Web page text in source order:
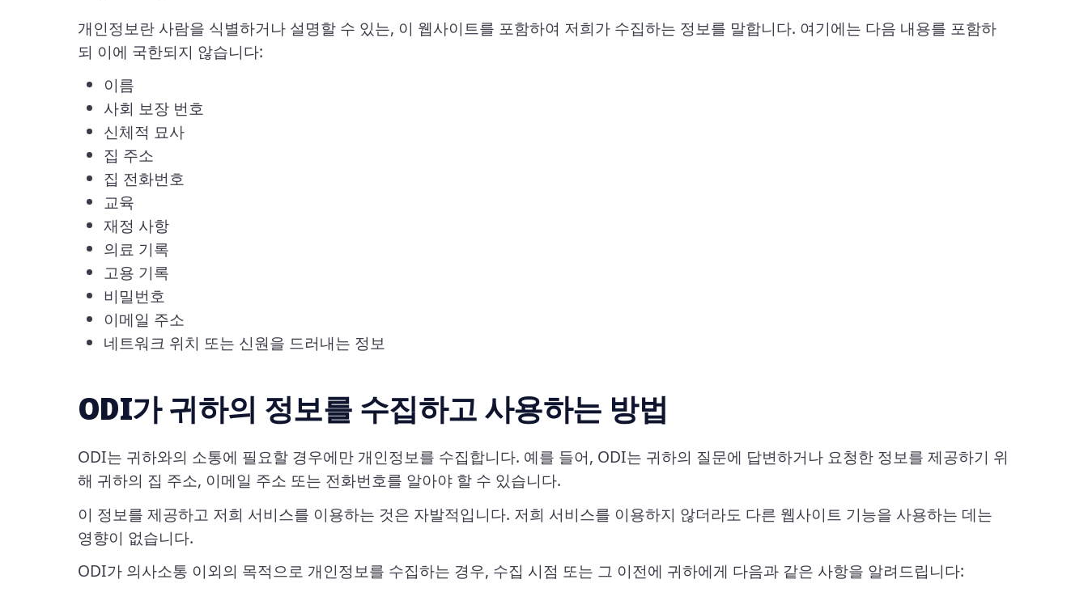
개인정보란 사람을 식별하거나 설명할 수 있는, 이 웹사이트를 포함하여 저희가 수집하는 정보를 말합니다. 여기에는 다음 내용를 포함하
되 이에 국한되지 않습니다:
이름
사회 보장 번호
신체적 묘사
집 주소
집 전화번호
교육
재정 사항
의료 기록
고용 기록
비밀번호
이메일 주소
네트워크 위치 또는 신원을 드러내는 정보
ODI가 귀하의 정보를 수집하고 사용하는 방법
ODI는 귀하와의 소통에 필요할 경우에만 개인정보를 수집합니다. 예를 들어, ODI는 귀하의 질문에 답변하거나 요청한 정보를 제공하기 위
해 귀하의 집 주소, 이메일 주소 또는 전화번호를 알아야 할 수 있습니다.
이 정보를 제공하고 저희 서비스를 이용하는 것은 자발적입니다. 저희 서비스를 이용하지 않더라도 다른 웹사이트 기능을 사용하는 데는
영향이 없습니다.
ODI가 의사소통 이외의 목적으로 개인정보를 수집하는 경우, 수집 시점 또는 그 이전에 귀하에게 다음과 같은 사항을 알려드립니다: